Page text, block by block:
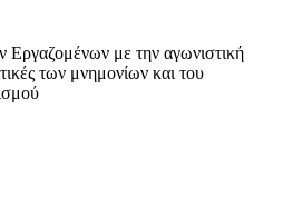
με την αγωνιστική
των μνημονίων και του